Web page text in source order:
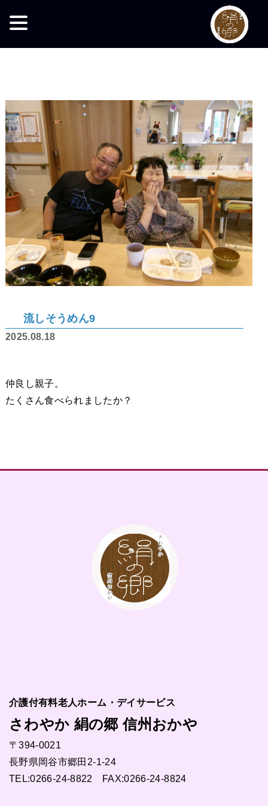
流しそうめん9
2025.08.18
仲良し親子。
たくさん食べられましたか？
介護付有料老人ホーム・デイサービス
さわやか 絹の郷 信州おかや
〒394-0021
長野県岡谷市郷田2-1-24
TEL:0266-24-8822 FAX:0266-24-8824